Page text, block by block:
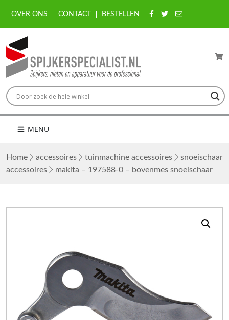
OVER ONS CONTACT BESTELLEN
MENU
Home accessoires tuinmachine accessoires
snoeischaar
accessoires
makita – 197588-0 – bovenmes snoeischaar